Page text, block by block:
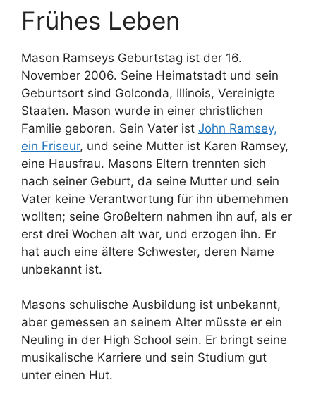
Frühes Leben
Mason Ramseys Geburtstag ist der 16.
November 2006. Seine Heimatstadt und sein
Geburtsort sind Golconda, Illinois, Vereinigte
Staaten. Mason wurde in einer christlichen
Familie geboren. Sein Vater ist John Ramsey,
ein Friseur, und seine Mutter ist Karen Ramsey,
eine Hausfrau. Masons Eltern trennten sich
nach seiner Geburt, da seine Mutter und sein
Vater keine Verantwortung für ihn übernehmen
wollten; seine Großeltern nahmen ihn auf, als er
erst drei Wochen alt war, und erzogen ihn. Er
hat auch eine ältere Schwester, deren Name
unbekannt ist.
Masons schulische Ausbildung ist unbekannt,
aber gemessen an seinem Alter müsste er ein
Neuling in der High School sein. Er bringt seine
musikalische Karriere und sein Studium gut
unter einen Hut.